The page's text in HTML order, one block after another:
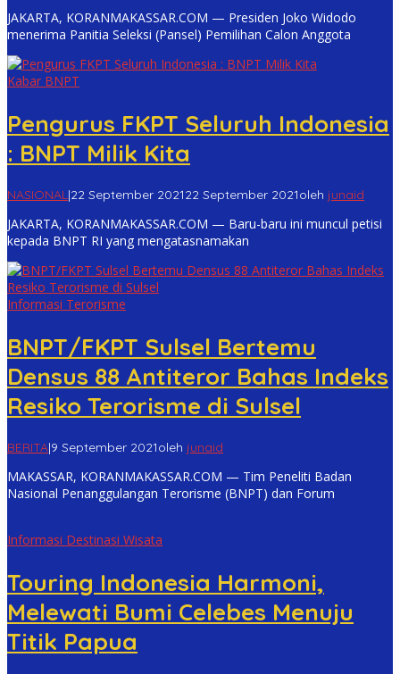
JAKARTA, KORANMAKASSAR.COM — Presiden Joko Widodo
menerima Panitia Seleksi (Pansel) Pemilihan Calon Anggota
Kabar BNPT
Pengurus FKPT Seluruh Indonesia
: BNPT Milik Kita
NASIONAL|22 September 202122 September 2021oleh junaid
JAKARTA, KORANMAKASSAR.COM — Baru-baru ini muncul petisi
kepada BNPT RI yang mengatasnamakan
Informasi Terorisme
BNPT/FKPT Sulsel Bertemu
Densus 88 Antiteror Bahas Indeks
Resiko Terorisme di Sulsel
BERITA|9 September 2021oleh junaid
MAKASSAR, KORANMAKASSAR.COM — Tim Peneliti Badan
Nasional Penanggulangan Terorisme (BNPT) dan Forum
Informasi Destinasi Wisata
Touring Indonesia Harmoni,
Melewati Bumi Celebes Menuju
Titik Papua